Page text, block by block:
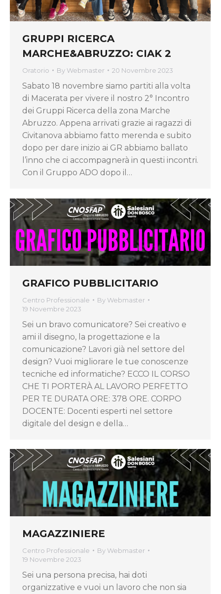
GRUPPI RICERCA
MARCHE&ABRUZZO: CIAK 2
Oratorio By Webmaster 20 Novembre 2023
Sabato 18 novembre siamo partiti alla volta
di Macerata per vivere il nostro 2° Incontro
dei Gruppi Ricerca della zona Marche
Abruzzo. Appena arrivati grazie ai ragazzi di
Civitanova abbiamo fatto merenda e subito
dopo per dare inizio ai GR abbiamo ballato
l’inno che ci accompagnerà in questi incontri.
Con il Gruppo ADO dopo il…
GRAFICO PUBBLICITARIO
Centro Professionale By Webmaster
19 Novembre 2023
Sei un bravo comunicatore? Sei creativo e
ami il disegno, la progettazione e la
comunicazione? Lavori già nel settore del
design? Vuoi migliorare le tue conoscenze
tecniche ed informatiche? ECCO IL CORSO
CHE TI PORTERÀ AL LAVORO PERFETTO
PER TE DURATA ORE: 378 ORE. CORPO
DOCENTE: Docenti esperti nel settore
digitale del design e della…
MAGAZZINIERE
Centro Professionale By Webmaster
19 Novembre 2023
Sei una persona precisa, hai doti
organizzative e vuoi un lavoro che non sia